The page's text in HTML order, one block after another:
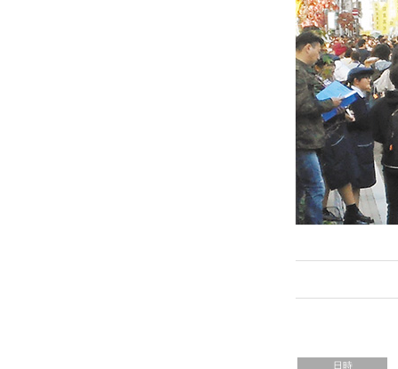
日時